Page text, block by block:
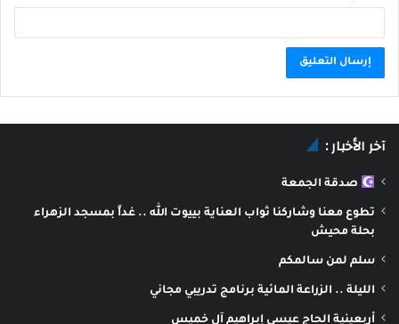
t
آخر الأخبار :
صدقة الجمعة
تطوع معنا وشاركنا ثواب العناية بييوت الله .. غداً بمسجد الزهراء
بحلة محيش
سلم لمن سالمكم
الليلة .. الزراعة المائية برنامج تدريبي مجاني
أربعينية الحاج عيسى إبراهيم آل خميس